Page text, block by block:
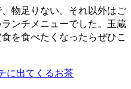
物足りない。それ以外はご
ンチメニューでした。玉蔵
を食べたくなったらぜひこ